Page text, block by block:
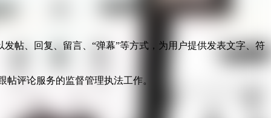
帖、回复、留言、“弹幕”等方式，为用户提供发表文字、符
评论服务的监督管理执法工作。